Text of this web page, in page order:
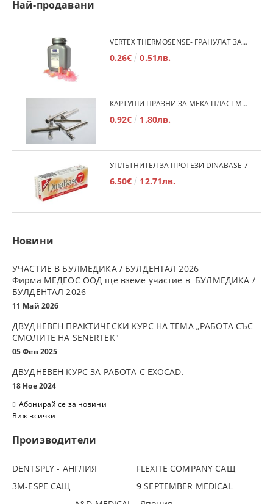
Най-продавани
VERTEX THERMOSENSE- ГРАНУЛАТ ЗА МЕКИ ПРОТЕЗИ
0.26€ 0.51лв.
КАРТУШИ ПРАЗНИ ЗА МЕКА ПЛАСТМАСА
0.92€ 1.80лв.
УПЛЪТНИТЕЛ ЗА ПРОТЕЗИ DINABASE 7
6.50€ 12.71лв.
Новини
УЧАСТИЕ В БУЛМЕДИКА / БУЛДЕНТАЛ 2026
Фирма МЕДЕОС ООД ще вземе участие в БУЛМЕДИКА /
БУЛДЕНТАЛ 2026
11 Май 2026
ДВУДНЕВЕН ПРАКТИЧЕСКИ КУРС НА ТЕМА „РАБОТА СЪС
СМОЛИТЕ НА SENERTEK"
05 Фев 2025
ДВУДНЕВЕН КУРС ЗА РАБОТА С ЕXOCAD.
18 Ное 2024
Абонирай се за новини
Виж всички
Производители
DENTSPLY - АНГЛИЯ
FLEXITE COMPANY САЩ
3М-ESPE САЩ
9 SEPTEMBER MEDICAL